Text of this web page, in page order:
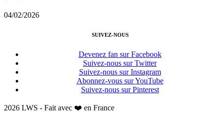
04/02/2026
SUIVEZ-NOUS
Devenez fan sur Facebook
Suivez-nous sur Twitter
Suivez-nous sur Instagram
Abonnez-vous sur YouTube
Suivez-nous sur Pinterest
2026 LWS - Fait avec ❤️ en France